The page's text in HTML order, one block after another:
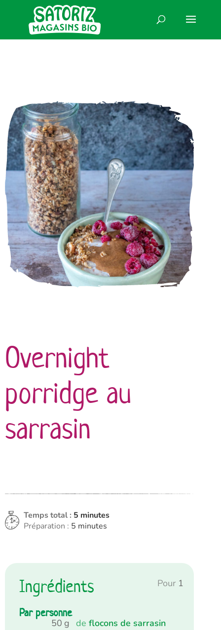
Overnight
porridge au
sarrasin
Préparation : 5 minutes
minutes
Temps total : 5 minutes
minutes
Pour 1
Ingrédients
Par personne
50 g de flocons de sarrasin